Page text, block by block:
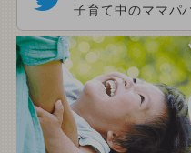
子育て中のママパ